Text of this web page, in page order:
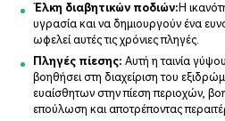
Έλκη διαβητικών ποδιών: Η
υγρασία και να δημιουργούν ένα
ωφελεί αυτές τις χρόνιες πληγές.
Πληγές πίεσης: Αυτή η ταινία
βοηθήσει στη διαχείριση του
ευαίσθητων στην πίεση περιοχών,
επούλωση και αποτρέποντας